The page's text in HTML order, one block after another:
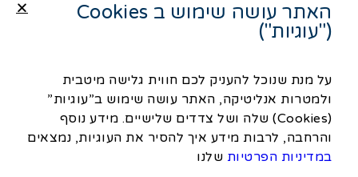
יצירת קשר
© כל הזכויות שמורות לסבח
משרד פרסום
האתר עושה שימוש ב Cookies
("עוגיות")
על מנת שנוכל להעניק לכם חווית גלישה מיטבית
ולמטרות אנליטיקה, האתר עושה שימוש ב”עוגיות”
(Cookies) שלה ושל צדדים שלישיים. מידע נוסף
והרחבה, לרבות מידע איך להסיר את העוגיות, נמצאים
במדיניות הפרטיות שלנו